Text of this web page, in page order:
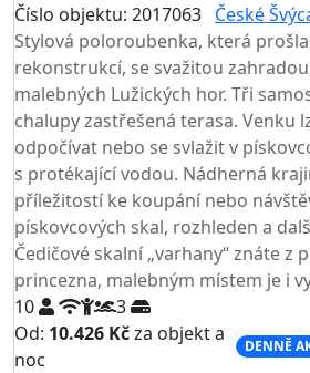
Číslo objektu: 2017063 České
Stylová poloroubenka, která
rekonstrukcí, se svažitou
malebných Lužických hor. Tři
chalupy zastřešená terasa. Venku
odpočívat nebo se svlažit v
s protékající vodou. Nádherná
příležitostí ke koupání nebo
pískovcových skal, rozhleden a
Čedičové skalní „varhany“ znáte z
princezna, malebným místem je i
10
3
Od: 10.426 Kčza objekt a
noc
DENNĚ